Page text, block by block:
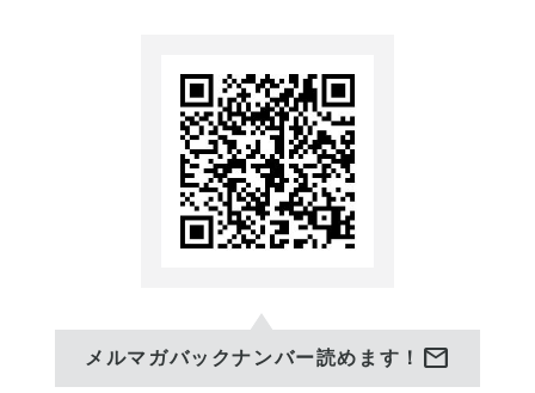
家・観世銕之丞両師をはじ
め、野村萬斎他、錚々たる演
者による見どころ満載の催
し。
メルマガバックナンバー読めます！ mail